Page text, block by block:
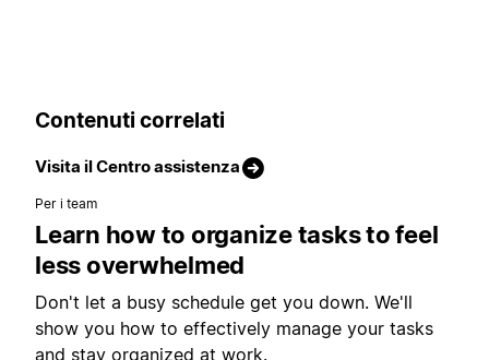
Contenuti correlati
Visita il Centro assistenza
Per i team
Learn how to organize tasks to feel
less overwhelmed
Don't let a busy schedule get you down. We'll
show you how to effectively manage your tasks
and stay organized at work.